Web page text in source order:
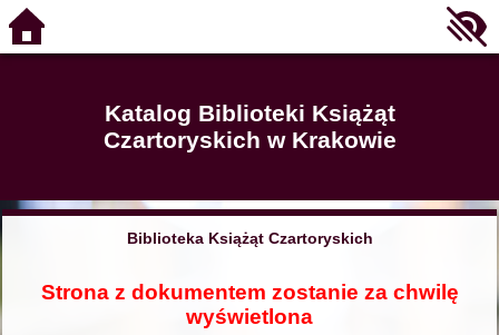
Katalog Biblioteki Książąt
Czartoryskich w Krakowie
Biblioteka Książąt Czartoryskich
Strona z dokumentem zostanie za chwilę
wyświetlona